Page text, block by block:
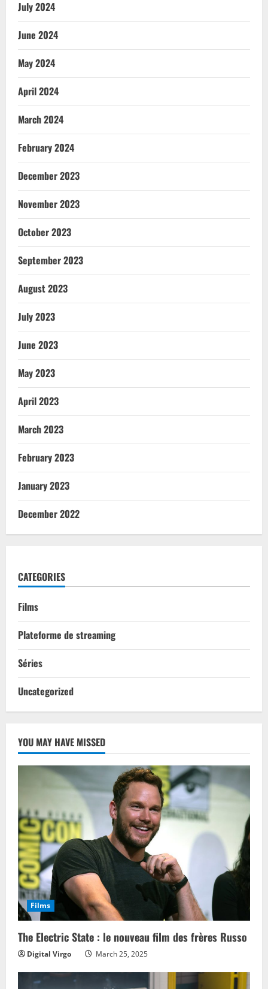
July 2024
June 2024
May 2024
April 2024
March 2024
February 2024
December 2023
November 2023
October 2023
September 2023
August 2023
July 2023
June 2023
May 2023
April 2023
March 2023
February 2023
January 2023
December 2022
CATEGORIES
Films
Plateforme de streaming
Séries
Uncategorized
YOU MAY HAVE MISSED
Films
The Electric State : le nouveau film des frères Russo
Digital Virgo March 25, 2025